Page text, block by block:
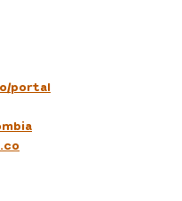
portal